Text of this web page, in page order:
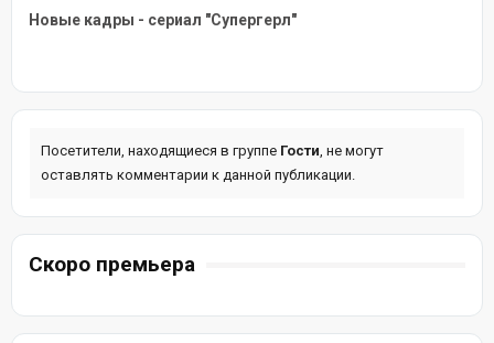
Новые кадры - сериал "Супергерл"
Посетители, находящиеся в группе Гости, не могут
оставлять комментарии к данной публикации.
Скоро премьера